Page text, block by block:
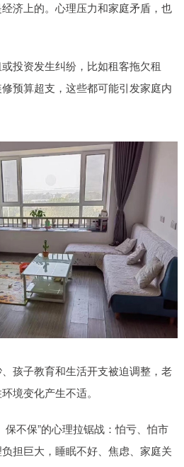
济上的。心理压力和家庭矛盾，也
投资发生纠纷，比如租客拖欠租
预算超支，这些都可能引发家庭内
孩子教育和生活开支被迫调整，老
境变化产生不适。
保不保”的心理拉锯战：怕亏、怕市
担巨大，睡眠不好、焦虑、家庭关